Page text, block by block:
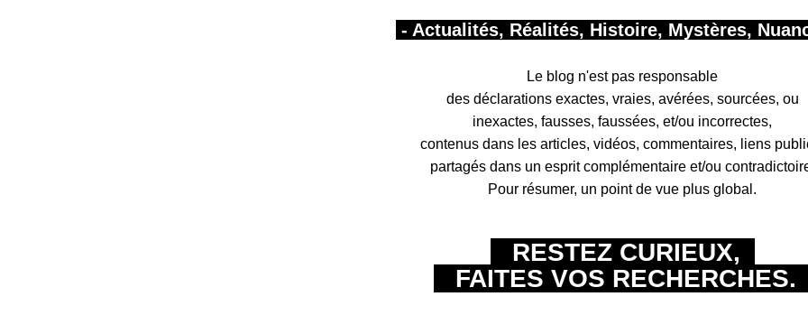
- Actualités, Réalités, Histoire, Mystères,
Le blog n'est pas responsable
des déclarations exactes, vraies, avérées, sourcées, ou
inexactes, fausses, faussées, et/ou incorrectes,
contenus dans les articles, vidéos, commentaires, liens
partagés dans un esprit complémentaire et/ou
Pour résumer, un point de vue plus global.
RESTEZ CURIEUX,
FAITES VOS RECHERCHES.